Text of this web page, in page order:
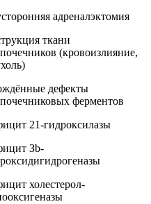
адреналэктомия
ткани
(кровоизлияние,
дефекты
ферментов
21-гидроксилазы
Зb-
холестерол-